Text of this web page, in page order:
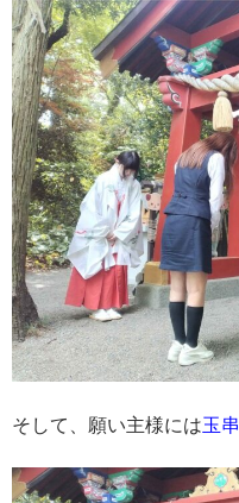
そして、願い主様には玉串